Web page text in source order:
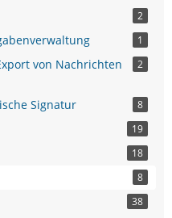
2
1
von Nachrichten
2
Signatur 8
19
18
8
38